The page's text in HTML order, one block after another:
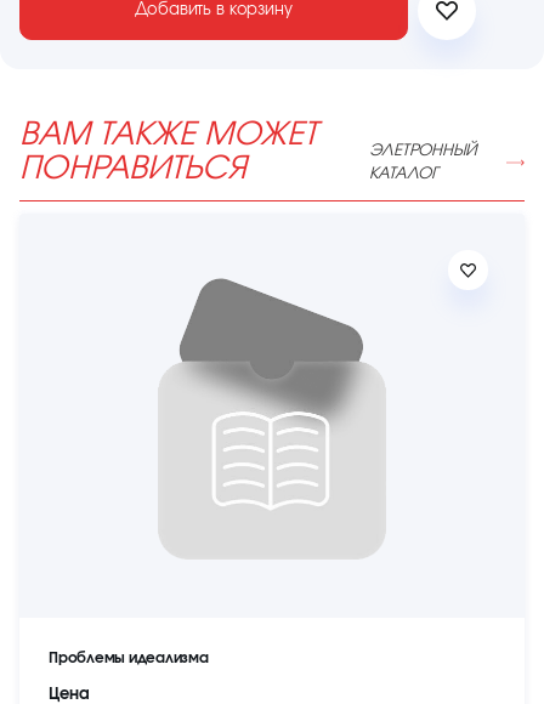
Добавить в корзину
ВАМ ТАКЖЕ МОЖЕТ
ПОНРАВИТЬСЯ
ЭЛЕТРОННЫЙ
КАТАЛОГ
Проблемы идеализма
Цена